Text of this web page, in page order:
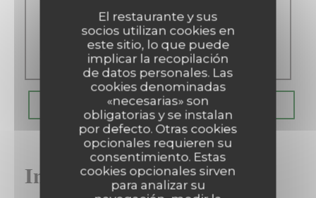
El restaurante y sus
socios utilizan cookies en
este sitio, lo que puede
implicar la recopilación
de datos personales. Las
cookies denominadas
«necesarias» son
obligatorias y se instalan
por defecto. Otras cookies
opcionales requieren su
consentimiento. Estas
cookies opcionales sirven
para analizar su
Sab-Dom
Cerrado
RESERVAR UNA MESA
Información general